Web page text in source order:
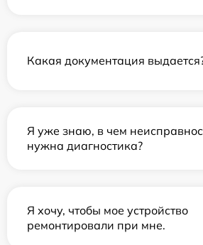
Какая документация
Я уже знаю, в чем
нужна диагностика?
Я хочу, чтобы мое устройство
ремонтировали при мне.